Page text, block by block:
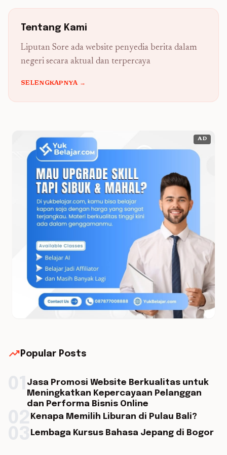
Tentang Kami
Liputan Sore ada website penyedia berita dalam
negeri secara aktual dan terpercaya
SELENGKAPNYA →
AD
trending_up Popular Posts
Jasa Promosi Website Berkualitas untuk
Meningkatkan Kepercayaan Pelanggan
dan Performa Bisnis Online
Kenapa Memilih Liburan di Pulau Bali?
Lembaga Kursus Bahasa Jepang di Bogor